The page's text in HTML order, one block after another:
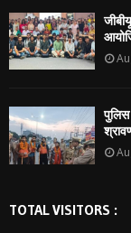
पुलिस
TOTAL VISITORS :